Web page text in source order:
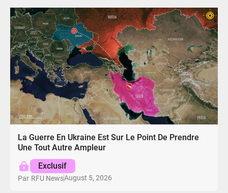
La Guerre En Ukraine Est Sur Le Point De Prendre
Une Tout Autre Ampleur
Exclusif
Par RFU NewsAugust 5, 2026